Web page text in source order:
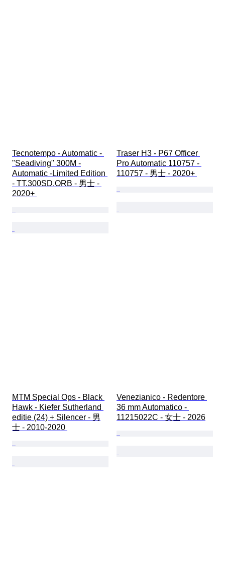
Tecnotempo - Automatic -
"Seadiving" 300M -
Automatic -Limited Edition
- TT.300SD.ORB - 男士 -
2020+
Traser H3 - P67 Officer
Pro Automatic 110757 -
110757 - 男士 - 2020+
MTM Special Ops - Black
Hawk - Kiefer Sutherland
editie (24) + Silencer - 男
士 - 2010-2020
Venezianico - Redentore
36 mm Automatico -
11215022C - 女士 - 2026